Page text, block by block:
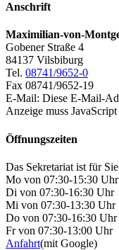
Anschrift
Maximilian-von-
Gobener Straße 4
84137 Vilsbiburg
Tel. 08741/9652-0
Fax 08741/9652-19
E-Mail: Diese E-Mail-
Anzeige muss
Öffnungszeiten
Das Sekretariat ist für
Mo von 07:30-15:30 Uhr
Di von 07:30-16:30 Uhr
Mi von 07:30-13:30 Uhr
Do von 07:30-16:30 Uhr
Fr von 07:30-13:00 Uhr
Anfahrt(mit Google)